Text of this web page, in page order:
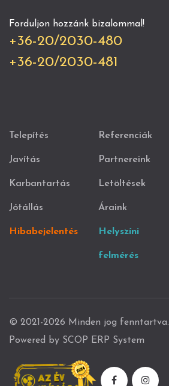
Forduljon hozzánk bizalommal!
+36-20/2030-480
+36-20/2030-481
Telepítés
Javítás
Karbantartás
Jótállás
Hibabejelentés
Referenciák
Partnereink
Letöltések
Áraink
Helyszíni
felmérés
© 2021-2026 Minden jog fenntartva.
Powered by SCOP ERP System